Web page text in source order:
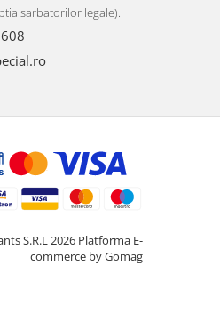
sarbatorilor legale).
S.R.L 2026 Platforma E-
commerce by Gomag